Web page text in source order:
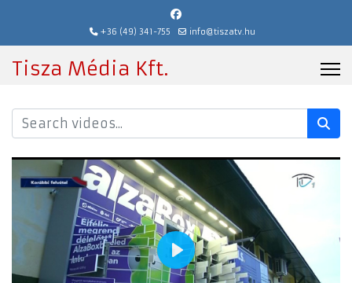
+36 (49) 341-755 info@tiszatv.hu
Tisza Média Kft.